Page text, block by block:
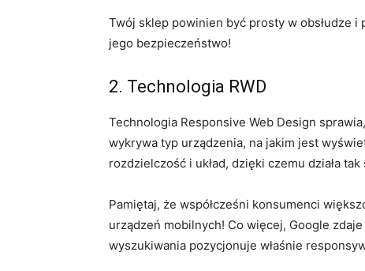
Twój sklep powinien być prosty w obsłudze
jego bezpieczeństwo!
2. Technologia RWD
Technologia Responsive Web Design
wykrywa typ urządzenia, na jakim jest
rozdzielczość i układ, dzięki czemu działa
Pamiętaj, że współcześni konsumenci
urządzeń mobilnych! Co więcej, Google
wyszukiwania pozycjonuje właśnie